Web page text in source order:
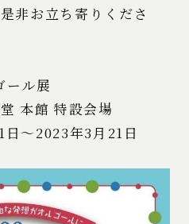
非お立ち寄りくださ
ール展
本館 特設会場
～2023年3月21日